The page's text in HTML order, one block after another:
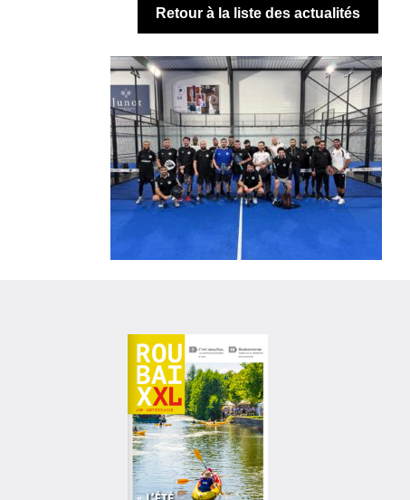
Retour à la liste des actualités